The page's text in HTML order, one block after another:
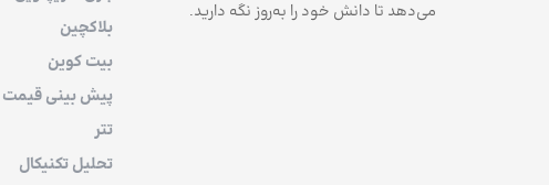
می‌دهد تا دانش خود را به‌روز نگه دارید.
بلاکچین
بیت کوین
پیش بینی قیمت
تتر
تحلیل تکنیکال